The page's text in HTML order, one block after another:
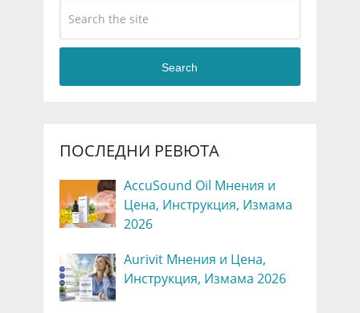
Search
ПОСЛЕДНИ РЕВЮТА
AccuSound Oil Мнения и
Цена, Инструкция, Измама
2026
Aurivit Мнения и Цена,
Инструкция, Измама 2026